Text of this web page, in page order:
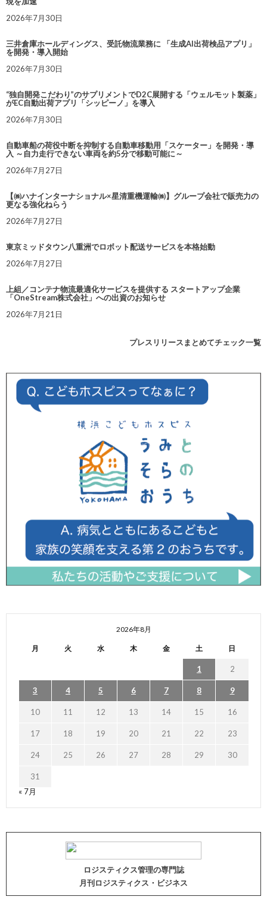
2026年7月30日
三井倉庫ホールディングス、受託物流業務に 「生成AI出荷検品アプリ」
を開発・導入開始
2026年7月30日
“独自開発こだわり”のサプリメントでD2C展開する「ウェルモット製薬」
がEC自動出荷アプリ「シッピーノ」を導入
2026年7月30日
自動車船の荷役中断を抑制する自動車移動用「スケーター」を開発・導
入 ～自力走行できない車両を約5分で移動可能に～
2026年7月27日
【㈱ハナインターナショナル×星清重機運輸㈱】グループ会社で販売力の
更なる強化ねらう
2026年7月27日
東京ミッドタウン八重洲でロボット配送サービスを本格始動
2026年7月27日
上組／コンテナ物流最適化サービスを提供する スタートアップ企業
「OneStream株式会社」への出資のお知らせ
2026年7月21日
プレスリリースまとめてチェック一覧
2026年8月
月 火 水 木 金 土 日
1 2
3 4 5 6 7 8 9
10 11 12 13 14 15 16
17 18 19 20 21 22 23
24 25 26 27 28 29 30
31
« 7月
ロジスティクス管理の専門誌
月刊ロジスティクス・ビジネス